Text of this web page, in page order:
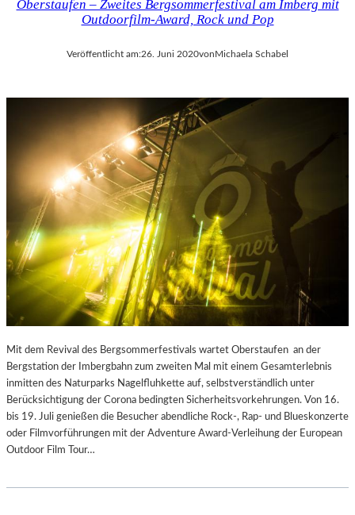
Oberstaufen – Zweites Bergsommerfestival am Imberg mit
Outdoorfilm-Award, Rock und Pop
Veröffentlicht am:26. Juni 2020von Michaela Schabel
Mit dem Revival des Bergsommerfestivals wartet Oberstaufen an der
Bergstation der Imbergbahn zum zweiten Mal mit einem Gesamterlebnis
inmitten des Naturparks Nagelfluhkette auf, selbstverständlich unter
Berücksichtigung der Corona bedingten Sicherheitsvorkehrungen. Von 16.
bis 19. Juli genießen die Besucher abendliche Rock-, Rap- und Blueskonzerte
oder Filmvorführungen mit der Adventure Award-Verleihung der European
Outdoor Film Tour…